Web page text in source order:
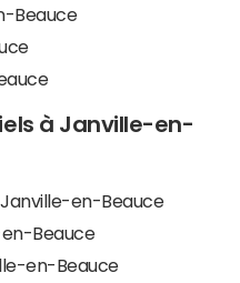
Beauce
à Janville-en-
en-Beauce
Beauce
en-Beauce